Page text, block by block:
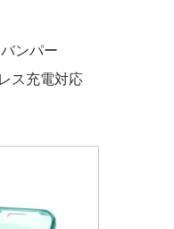
ンパー
ス充電対応